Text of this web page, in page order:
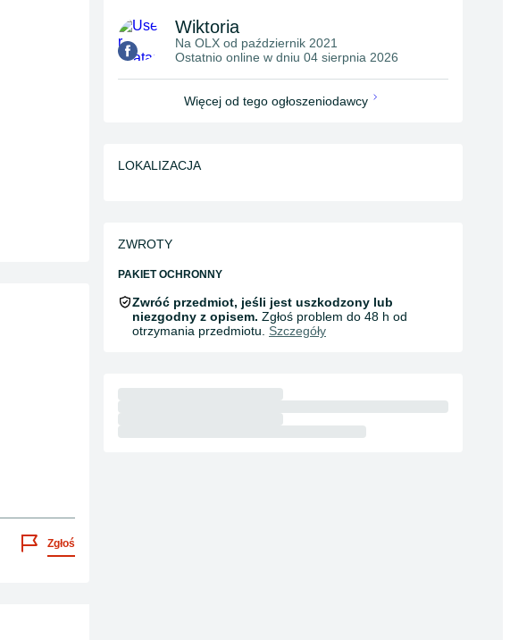
Zgłoś
Wiktoria
Na OLX od październik 2021
Ostatnio online w dniu 04 sierpnia 2026
Więcej od tego ogłoszeniodawcy
LOKALIZACJA
ZWROTY
PAKIET OCHRONNY
Zwróć przedmiot, jeśli jest uszkodzony lub
niezgodny z opisem. Zgłoś problem do 48 h od
otrzymania przedmiotu. Szczegóły